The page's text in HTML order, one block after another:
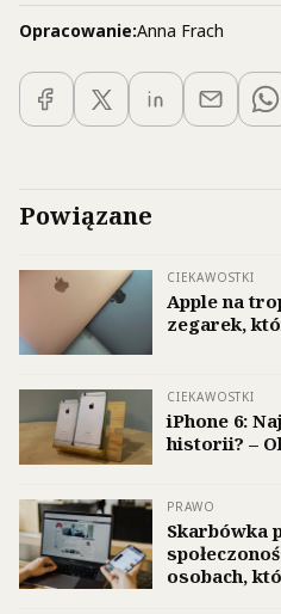
Opracowanie:Anna Frach
Powiązane
CIEKAWOSTKI
Apple na
zegarek,
CIEKAWOSTKI
iPhone 6:
historii? –
PRAWO
Skarbówka
osobach,